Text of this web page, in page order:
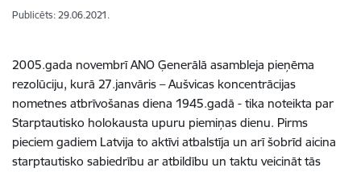
Publicēts: 29.06.2021.
2005.gada novembrī ANO Ģenerālā asambleja pieņēma
rezolūciju, kurā 27.janvāris – Aušvicas koncentrācijas
nometnes atbrīvošanas diena 1945.gadā - tika noteikta par
Starptautisko holokausta upuru piemiņas dienu. Pirms
pieciem gadiem Latvija to aktīvi atbalstīja un arī šobrīd aicina
starptautisko sabiedrību ar atbildību un taktu veicināt tās